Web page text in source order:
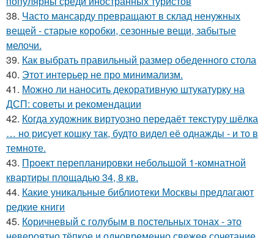
38. Часто мансарду превращают в склад ненужных
вещей - старые коробки, сезонные вещи, забытые
мелочи.
39. Как выбрать правильный размер обеденного стола
40. Этот интерьер не про минимализм.
41. Можно ли наносить декоративную штукатурку на
ДСП: советы и рекомендации
42. Когда художник виртуозно передаёт текстуру шёлка
… но рисует кошку так, будто видел её однажды - и то в
темноте.
43. Проект перепланировки небольшой 1-комнатной
квартиры площадью 34, 8 кв.
44. Какие уникальные библиотеки Москвы предлагают
редкие книги
45. Коричневый с голубым в постельных тонах - это